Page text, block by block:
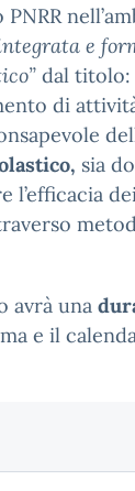
e
dal titolo:
di
sia
l’efficacia
avrà una
e il